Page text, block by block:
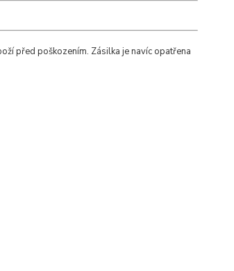
před poškozením. Zásilka je navíc opatřena